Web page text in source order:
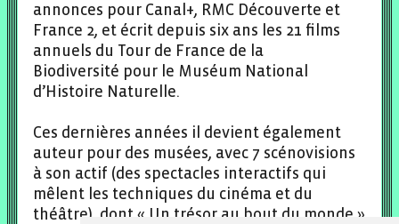
annonces pour Canal+, RMC Découverte et
France 2, et écrit depuis six ans les 21 films
annuels du Tour de France de la
Biodiversité pour le Muséum National
d’Histoire Naturelle.
Ces dernières années il devient également
auteur pour des musées, avec 7 scénovisions
à son actif (des spectacles interactifs qui
mêlent les techniques du cinéma et du
théâtre), dont « Un trésor au bout du monde »